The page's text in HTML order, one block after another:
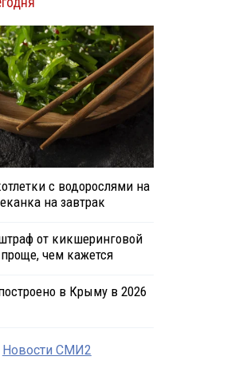
с водорослями на
на завтрак
от кикшеринговой
чем кажется
в Крыму в 2026
Новости СМИ2